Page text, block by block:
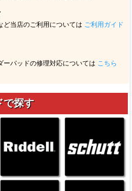
ど当店のご利用については ご利用ガイド
ーパッドの修理対応については こちら
で探す